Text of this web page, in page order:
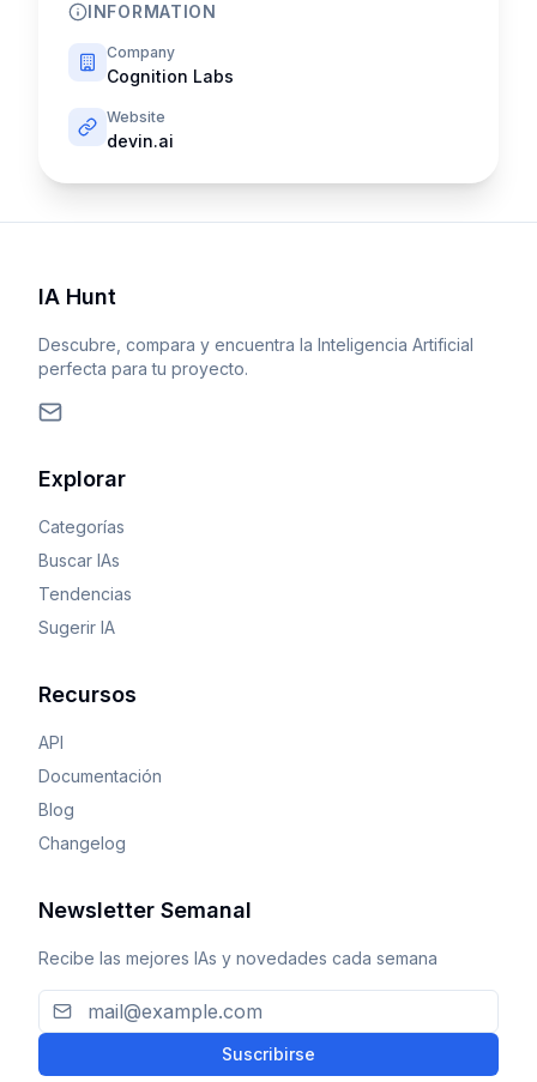
INFORMATION
Company
Cognition Labs
Website
devin.ai
IA Hunt
Descubre, compara y encuentra la Inteligencia Artificial
perfecta para tu proyecto.
Explorar
Categorías
Buscar IAs
Tendencias
Sugerir IA
Recursos
API
Documentación
Blog
Changelog
Newsletter Semanal
Recibe las mejores IAs y novedades cada semana
Suscribirse